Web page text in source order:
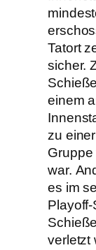
Tatort
sicher.
einem
zu
war.
es im
verletzt